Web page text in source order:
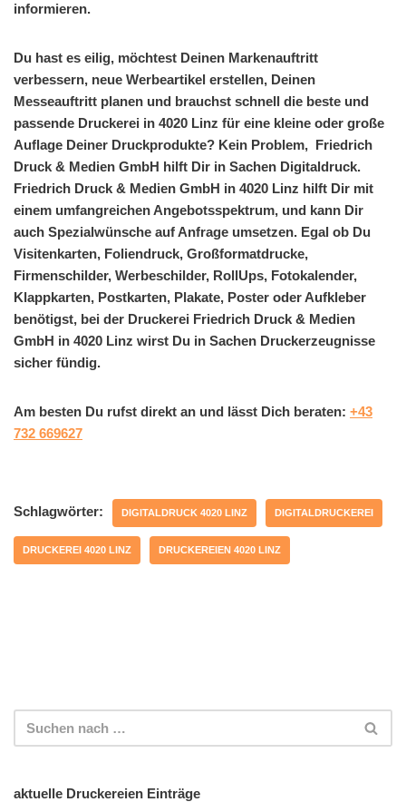
informieren.
Du hast es eilig, möchtest Deinen Markenauftritt
verbessern, neue Werbeartikel erstellen, Deinen
Messeauftritt planen und brauchst schnell die beste und
passende Druckerei in 4020 Linz für eine kleine oder große
Auflage Deiner Druckprodukte? Kein Problem, Friedrich
Druck & Medien GmbH hilft Dir in Sachen Digitaldruck.
Friedrich Druck & Medien GmbH in 4020 Linz hilft Dir mit
einem umfangreichen Angebotsspektrum, und kann Dir
auch Spezialwünsche auf Anfrage umsetzen. Egal ob Du
Visitenkarten, Foliendruck, Großformatdrucke,
Firmenschilder, Werbeschilder, RollUps, Fotokalender,
Klappkarten, Postkarten, Plakate, Poster oder Aufkleber
benötigst, bei der Druckerei Friedrich Druck & Medien
GmbH in 4020 Linz wirst Du in Sachen Druckerzeugnisse
sicher fündig.
Am besten Du rufst direkt an und lässt Dich beraten: +43
732 669627
Schlagwörter: DIGITALDRUCK 4020 LINZ DIGITALDRUCKEREI
DRUCKEREI 4020 LINZ DRUCKEREIEN 4020 LINZ
aktuelle Druckereien Einträge